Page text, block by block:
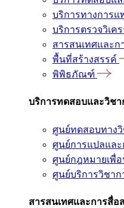
บริการทางการแ
บริการตรวจวิเ
สารสนเทศและก
พื้นที่สร้างสรรค์
พิพิธภัณฑ์
บริการทดสอบและวิชา
ศูนย์ทดสอบทาง
ศูนย์การแปลและ
ศูนย์กฎหมายเพื่
ศูนย์บริการวิชา
สารสนเทศและการสื่อ